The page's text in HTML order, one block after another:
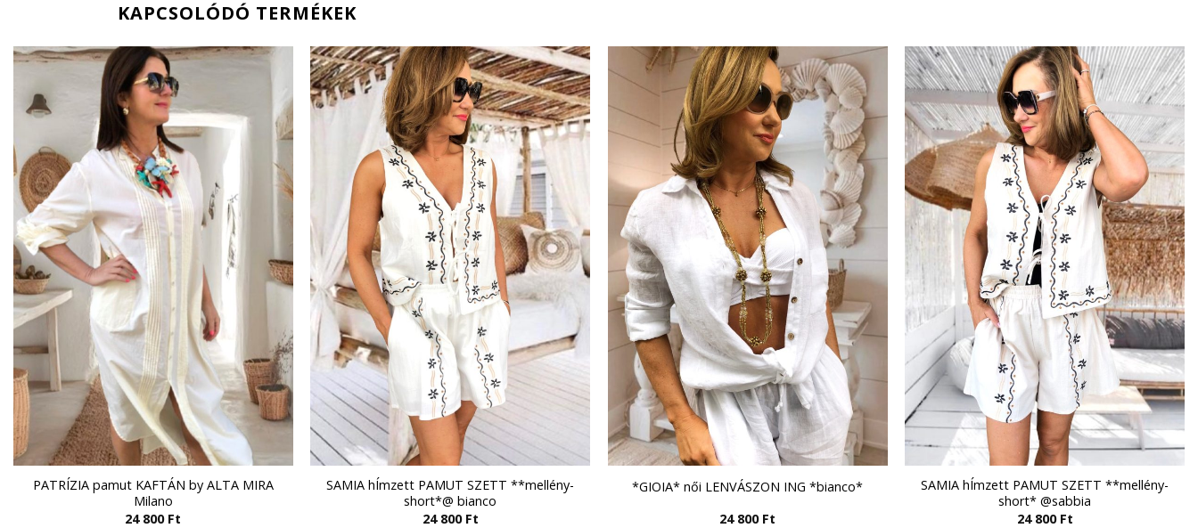
KAPCSOLÓDÓ TERMÉKEK
PATRÍZIA pamut KAFTÁN by ALTA MIRA
Milano
24 800 Ft
SAMIA hÍmzett PAMUT SZETT **mellény-
short*@ bianco
24 800 Ft
*GIOIA* női LENVÁSZON ING *bianco*
24 800 Ft
SAMIA hÍmzett PAMUT SZETT **mellény-
short* @sabbia
24 800 Ft